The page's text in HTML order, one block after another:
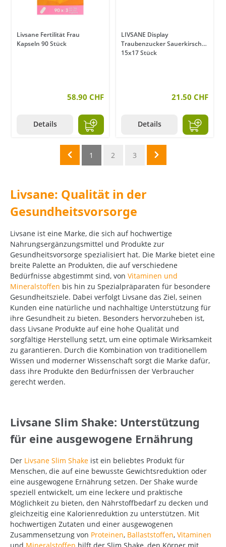
Livsane Fertilität Frau
Kapseln 90 Stück
58.90 CHF
Details
LIVSANE Display
Traubenzucker Sauerkirsch
15x17 Stück
21.50 CHF
Details
1 2 3
Livsane: Qualität in der
Gesundheitsvorsorge
Livsane ist eine Marke, die sich auf hochwertige
Nahrungsergänzungsmittel und Produkte zur
Gesundheitsvorsorge spezialisiert hat. Die Marke bietet eine
breite Palette an Produkten, die auf verschiedene
Bedürfnisse abgestimmt sind, von Vitaminen und
Mineralstoffen bis hin zu Spezialpräparaten für besondere
Gesundheitsziele. Dabei verfolgt Livsane das Ziel, seinen
Kunden eine natürliche und nachhaltige Unterstützung für
ihre Gesundheit zu bieten. Besonders hervorzuheben ist,
dass Livsane Produkte auf eine hohe Qualität und
sorgfältige Herstellung setzt, um eine optimale Wirksamkeit
zu garantieren. Durch die Kombination von traditionellem
Wissen und moderner Wissenschaft sorgt die Marke dafür,
dass ihre Produkte den Bedürfnissen der Verbraucher
gerecht werden.
Livsane Slim Shake: Unterstützung
für eine ausgewogene Ernährung
Der Livsane Slim Shake ist ein beliebtes Produkt für
Menschen, die auf eine bewusste Gewichtsreduktion oder
eine ausgewogene Ernährung setzen. Der Shake wurde
speziell entwickelt, um eine leckere und praktische
Möglichkeit zu bieten, den Nährstoffbedarf zu decken und
gleichzeitig eine Kalorienreduktion zu unterstützen. Mit
hochwertigen Zutaten und einer ausgewogenen
Zusammensetzung von Proteinen, Ballaststoffen, Vitaminen